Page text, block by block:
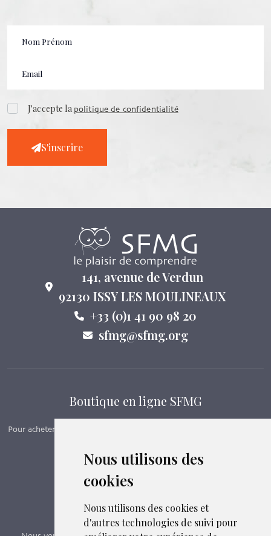
Nous utilisons des
cookies
Nous utilisons des cookies et
d'autres technologies de suivi pour
J'accepte lapolitique de confidentialité
S'inscrire
141, avenue de Verdun
92130 ISSY LES MOULINEAUX
+33 (0)1 41 90 98 20
sfmg@sfmg.org
Boutique en ligne SFMG
Pour acheter nos manuels, adhérer et payer ses cotisations en ligne,
Boutique en ligne
Formations SFMG